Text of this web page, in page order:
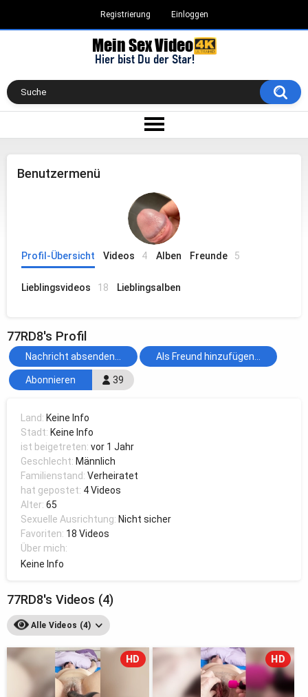
Registrierung Einloggen
Benutzermenü
Profil-Übersicht Videos 4 Alben Freunde 5
Lieblingsvideos 18 Lieblingsalben
77RD8's Profil
39
Abonnieren
Nachricht absenden... Als Freund hinzufügen...
Land: Keine Info
Stadt: Keine Info
ist beigetreten:vor 1 Jahr
Geschlecht: Männlich
Familienstand:Verheiratet
hat gepostet: 4 Videos
Alter:65
Sexuelle Ausrichtung: Nicht sicher
Favoriten: 18 Videos
Über mich:
Keine Info
77RD8's Videos (4)
Alle Videos (4)
HD HD